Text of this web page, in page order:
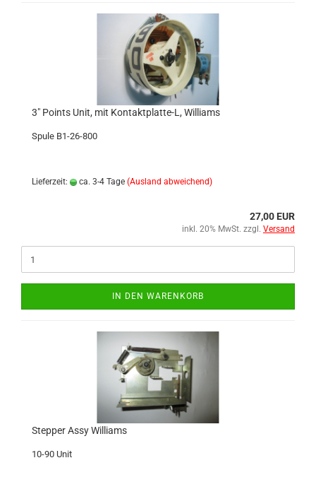
3" Points Unit, mit Kontaktplatte-L, Williams
Spule B1-26-800
Lieferzeit: ca. 3-4 Tage (Ausland abweichend)
27,00 EUR
inkl. 20% MwSt. zzgl. Versand
IN DEN WARENKORB
Stepper Assy Williams
10-90 Unit